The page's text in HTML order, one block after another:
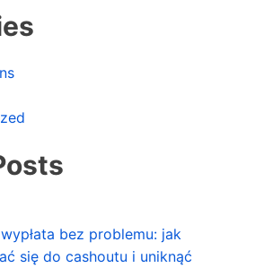
bez problemu: jak
się do cashoutu i uniknąć